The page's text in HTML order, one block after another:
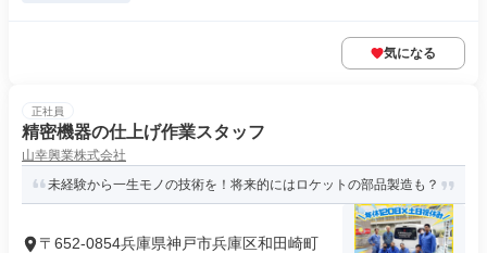
気になる
正社員
精密機器の仕上げ作業スタッフ
山幸興業株式会社
未経験から一生モノの技術を！将来的にはロケットの部品製造も？
〒652-0854兵庫県神戸市兵庫区和田崎町